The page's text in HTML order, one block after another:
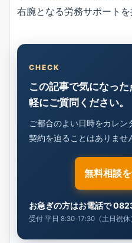
右腕となる労務サポートを
CHECK
この記事で気になっ
軽にご質問ください。
ご都合のよい日時をカレ
契約を迫ることはありませ
無料相談
お急ぎの方はお電話で
受付 平日 8:30-17:30（土日祝休